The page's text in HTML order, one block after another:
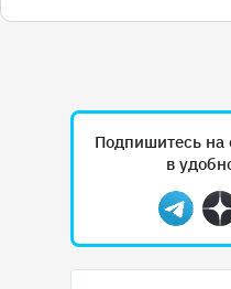
Подпишитесь на
в